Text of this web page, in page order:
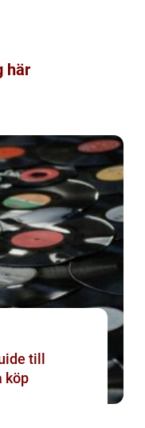
här
till
köp